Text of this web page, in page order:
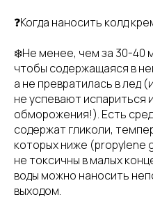
❓Когда наносить колд
❄️Не менее, чем за 30-40
чтобы содержащаяся в
а не превратилась в лед
не успевают испариться
обморожения!). Есть
содержат гликоли,
которых ниже (propylene
не токсичны в малых
воды можно наносить
выходом.